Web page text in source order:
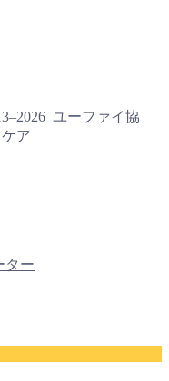
ユーファイ協
ア
ター